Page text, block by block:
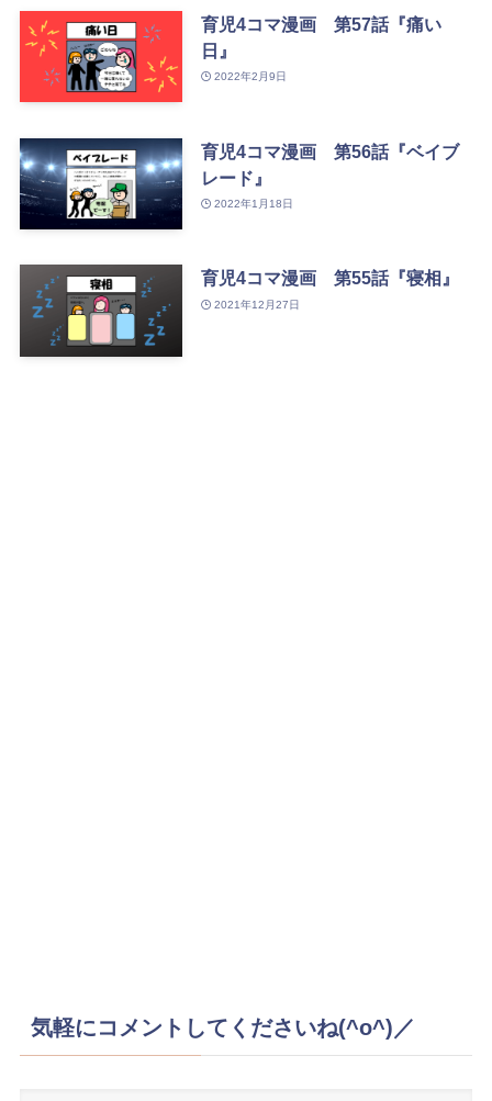
育児4コマ漫画 第57話『痛い
日』
2022年2月9日
育児4コマ漫画 第56話『ベイブ
レード』
2022年1月18日
育児4コマ漫画 第55話『寝相』
2021年12月27日
気軽にコメントしてくださいね(^o^)／